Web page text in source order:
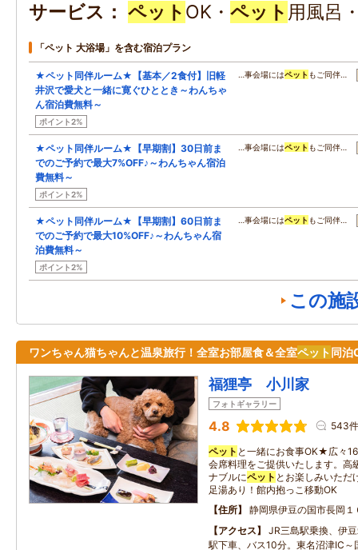
サービス ペット OK・ ペット 用風呂
「ペット 大浴場」を含む宿泊プラン
★ペット同伴ルーム★【基本／2食付】旧軽
井沢で愛犬と一緒に寛ぐひととき～わんちゃ
ん宿泊費無料～
ポイント2%
…事会場にはペット もご同伴…
★ペット同伴ルーム★【早期割】30日前ま
でのご予約で最大7%OFF♪～わんちゃん宿泊
費無料～
ポイント2%
…事会場にはペット もご同伴…
★ペット同伴ルーム★【早期割】60日前ま
でのご予約で最大10%OFF♪～わんちゃん宿
泊費無料～
ポイント2%
…事会場にはペット もご同伴…
この施
ワンちゃん猫ちゃんと温泉旅行！全室お部屋食＆全室ペット同泊
福狸亭 小川家
フォトギャラリー
4.8 543件
ペット と一緒にお食事OK★広々
会席料理をご提供いたします。高
ナブルにペット とお楽しみいただ
足湯あり！館内抱っこ移動OK
住所
静岡県伊豆の国市長岡
アクセス
JR三島駅乗換、伊
駅下車、バス10分。東名沼津IC～